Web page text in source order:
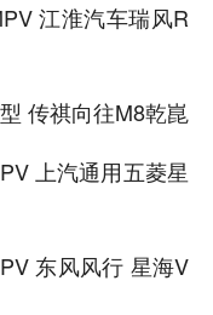
江淮汽车瑞风R
传祺向往M8乾崑
上汽通用五菱星
东风风行 星海V